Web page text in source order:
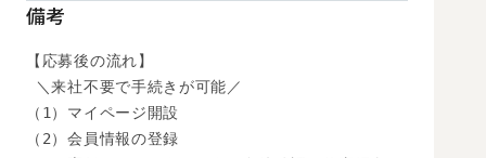
備考
【応募後の流れ】
＼来社不要で手続きが可能／
（1）マイページ開設
（2）会員情報の登録